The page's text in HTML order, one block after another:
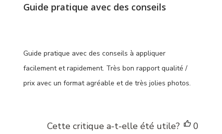
Guide pratique avec des conseils
Guide pratique avec des conseils à appliquer
facilement et rapidement. Très bon rapport qualité /
prix avec un format agréable et de très jolies photos.
Cette critique a-t-elle été utile?
0